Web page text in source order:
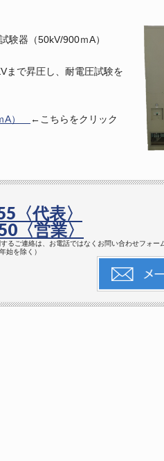
試験器（50kV/900ｍA）
まで昇圧し、耐電圧試験を
A）
←こちらをクリック
〈代表〉
〈営業〉
るご連絡は、お電話ではなくお問い合わせフォ
始を除く）